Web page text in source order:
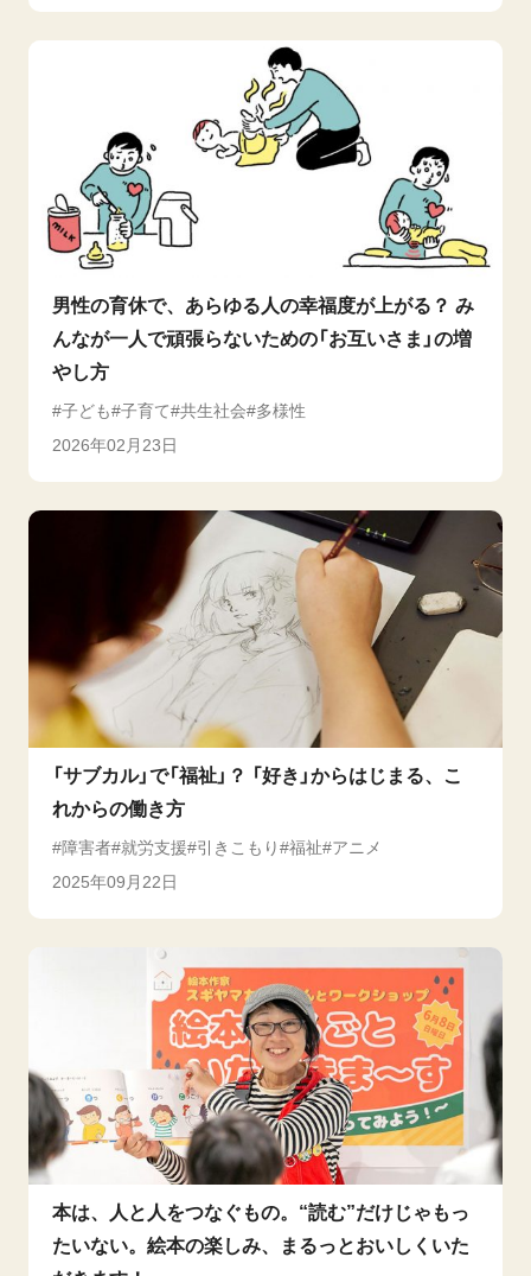
男性の育休で、あらゆる人の幸福度が上がる？ み
んなが一人で頑張らないための「お互いさま」の増
やし方
子ども 子育て 共生社会
多様性
2026年02月23日
「サブカル」で「福祉」？ 「好き」からはじまる、こ
れからの働き方
障害者 就労支援 引きこもり 福祉
アニメ
2025年09月22日
本は、人と人をつなぐもの。“読む”だけじゃもっ
たいない。絵本の楽しみ、まるっとおいしくいた